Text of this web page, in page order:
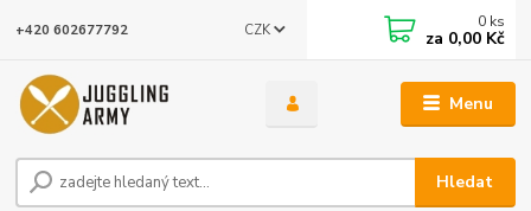
Menu
CZK
Hledat
+420 602677792 0 ks
za 0,00 Kč